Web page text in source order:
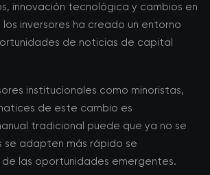
innovación tecnológica y cambios en
inversores ha creado un entorno
de noticias de capital
institucionales como minoristas,
de este cambio es
tradicional puede que ya no se
se adapten más rápido se
las oportunidades emergentes.